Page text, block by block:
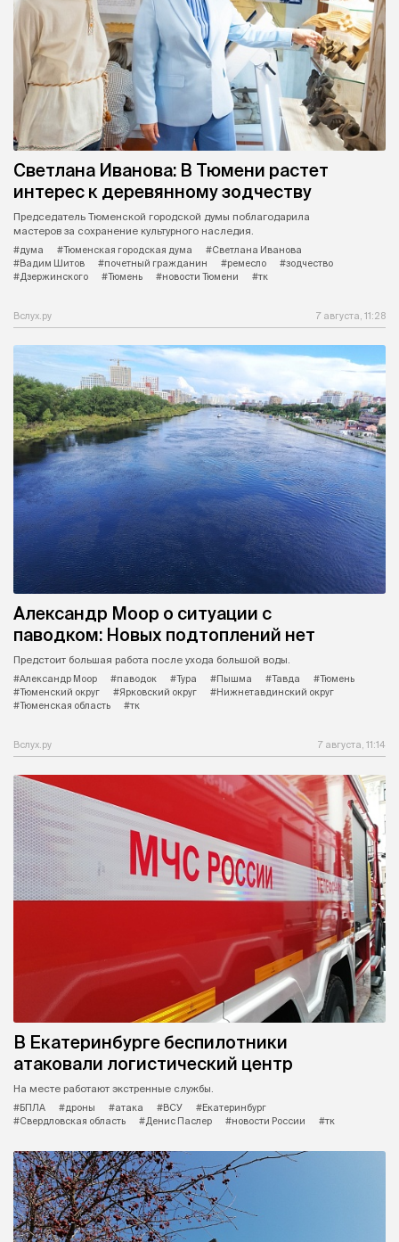
Светлана Иванова: В Тюмени растет
интерес к деревянному зодчеству
Председатель Тюменской городской думы поблагодарила
мастеров за сохранение культурного наследия.
#дума
#Тюменская городская дума
#Светлана Иванова
#Вадим Шитов
#почетный гражданин #ремесло
#зодчество
#Дзержинского
#Тюмень #новости Тюмени #тк
Вслух.ру 7 августа, 11:28
Александр Моор о ситуации с
паводком: Новых подтоплений нет
Предстоит большая работа после ухода большой воды.
#Александр Моор
#паводок #Тура #Пышма #Тавда
#Тюмень
#Тюменский округ
#Ярковский округ
#Нижнетавдинский округ
#Тюменская область
#тк
Вслух.ру 7 августа, 11:14
В Екатеринбурге беспилотники
атаковали логистический центр
На месте работают экстренные службы.
#БПЛА
#дроны #атака #ВСУ
#Екатеринбург
#Свердловская область
#Денис Паслер #новости России #тк